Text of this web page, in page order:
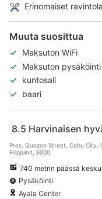
Erinomaiset
Muuta suosittua
Maksuton WiFi
Maksuton pysäköinti
kuntosali
baari
8.5 Harvinaisen
Pres. Quezon Street, Cebu City,
Filippiinit, 6000
740 metrin päässä
Pysäköinti
Ayala Center